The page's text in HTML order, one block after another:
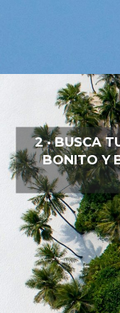
2 · BUSCA
BONITO Y